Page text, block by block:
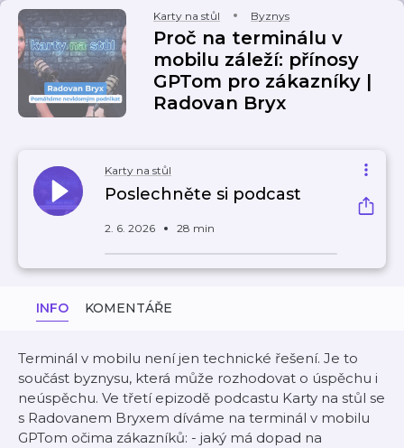
Karty na stůl Byznys
Proč na terminálu v
mobilu záleží: přínosy
GPTom pro zákazníky |
Radovan Bryx
Karty na stůl
Poslechněte si podcast
2. 6. 2026 28 min
INFO KOMENTÁŘE
Terminál v mobilu není jen technické řešení. Je to
součást byznysu, která může rozhodovat o úspěchu i
neúspěchu. Ve třetí epizodě podcastu Karty na stůl se
s Radovanem Bryxem díváme na terminál v mobilu
GPTom očima zákazníků: - jaký má dopad na